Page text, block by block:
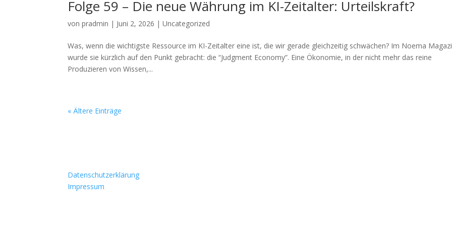
Folge 59 – Die neue Währung im KI-Zeitalter: Urteilskraft?
vonpradmin | Juni 2, 2026 |Uncategorized
Was, wenn die wichtigste Ressource im KI-Zeitalter eine ist, die wir gerade gleichzeitig schwächen? Im Noema
wurde sie kürzlich auf den Punkt gebracht: die “Judgment Economy”. Eine Ökonomie, in der nicht mehr das reine
Produzieren von Wissen,...
« Ältere Einträge
Datenschutzerklärung
Impressum